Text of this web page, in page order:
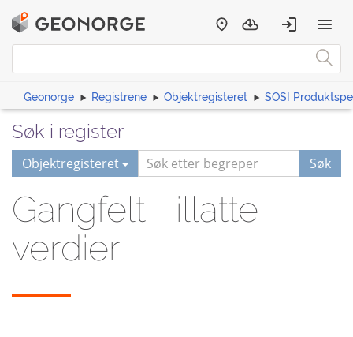
Geonorge Registrene Objektregisteret SOSI
Søk i register
Objektregisteret Søk
Gangfelt Tillatte
verdier